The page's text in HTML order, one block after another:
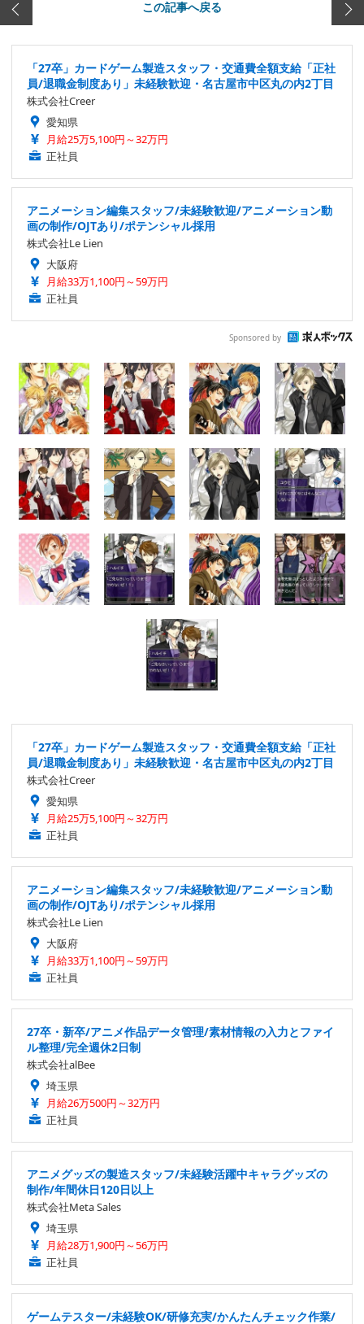
この記事へ戻る
「27卒」カードゲーム製造スタッフ・交通費全額支給「正社
員/退職金制度あり」未経験歓迎・名古屋市中区丸の内2丁目
株式会社Creer
愛知県
月給25万5,100円～32万円
正社員
アニメーション編集スタッフ/未経験歓迎/アニメーション動
画の制作/OJTあり/ポテンシャル採用
株式会社Le Lien
大阪府
月給33万1,100円～59万円
正社員
Sponsored by
「27卒」カードゲーム製造スタッフ・交通費全額支給「正社
員/退職金制度あり」未経験歓迎・名古屋市中区丸の内2丁目
株式会社Creer
愛知県
月給25万5,100円～32万円
正社員
アニメーション編集スタッフ/未経験歓迎/アニメーション動
画の制作/OJTあり/ポテンシャル採用
株式会社Le Lien
大阪府
月給33万1,100円～59万円
正社員
27卒・新卒/アニメ作品データ管理/素材情報の入力とファイ
ル整理/完全週休2日制
株式会社alBee
埼玉県
月給26万500円～32万円
正社員
アニメグッズの製造スタッフ/未経験活躍中キャラグッズの
制作/年間休日120日以上
株式会社Meta Sales
埼玉県
月給28万1,900円～56万円
正社員
ゲームテスター/未経験OK/研修充実/かんたんチェック作業/